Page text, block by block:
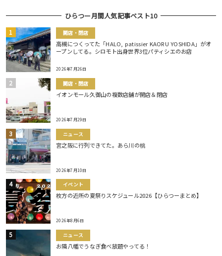
ひらつー月間人気記事ベスト10
開店・閉店
高槻につくってた「HALO, patissier KAORU YOSHIDA」がオ
ープンしてる。シロモト出身世界3位パティシエのお店
2026年7月26日
開店・閉店
イオンモール久御山の複数店舗が開店＆閉店
2026年7月29日
ニュース
宮之阪に行列できてた。あら川の桃
2026年7月10日
イベント
枚方の近所の夏祭りスケジュール2026【ひらつーまとめ】
2026年8月6日
ニュース
お隣八幡でうなぎ食べ放題やってる！